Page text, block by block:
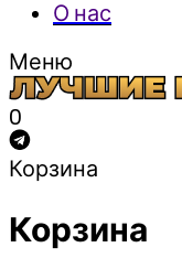
О нас
Меню
0
Корзина
Корзина